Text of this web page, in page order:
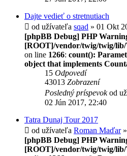
Dajte vedieť o stretnutiach
od užívateľa sqad » 01 Okt
[phpBB Debug] PHP
[ROOT]/vendor/twig/twig/
on line 1266: count():
object that implements
15 Odpovedí
43013 Zobrazení
Posledný príspevokod
02 Jún 2017, 22:40
Tatra Dunaj Tour 2017
od užívateľa Roman Maďar»
[phpBB Debug] PHP
[ROOT]/vendor/twig/twig/